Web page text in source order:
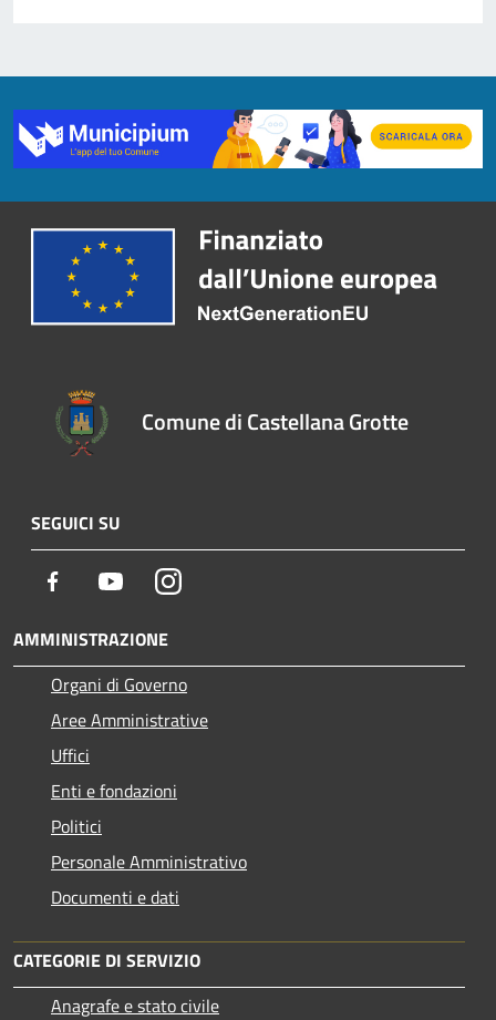
Comune di Castellana Grotte
SEGUICI SU
Facebook YoutubeInstagram
AMMINISTRAZIONE
Organi di Governo
Aree Amministrative
Uffici
Enti e fondazioni
Politici
Personale Amministrativo
Documenti e dati
CATEGORIE DI SERVIZIO
Anagrafe e stato civile